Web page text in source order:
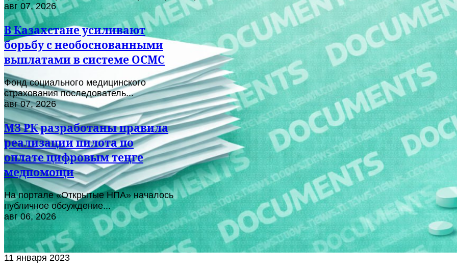
авг 07, 2026
В Казахстане усиливают
борьбу с необоснованными
выплатами в системе ОСМС
Фонд социального медицинского
страхования последователь...
авг 07, 2026
МЗ РК разработаны правила
реализации пилота по
оплате цифровым теңге
медпомощи
На портале «Открытые НПА» началось
публичное обсуждение...
авг 06, 2026
11 января 2023